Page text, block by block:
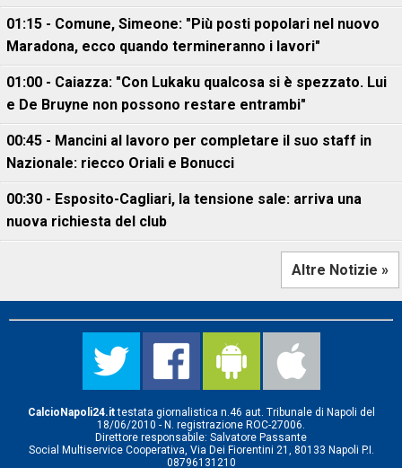
01:15 - Comune, Simeone: "Più posti popolari nel nuovo
Maradona, ecco quando termineranno i lavori"
01:00 - Caiazza: "Con Lukaku qualcosa si è spezzato. Lui
e De Bruyne non possono restare entrambi"
00:45 - Mancini al lavoro per completare il suo staff in
Nazionale: riecco Oriali e Bonucci
00:30 - Esposito-Cagliari, la tensione sale: arriva una
nuova richiesta del club
Altre Notizie »
CalcioNapoli24.ittestata giornalistica n.46 aut. Tribunale di Napoli del
18/06/2010 - N. registrazione ROC-27006.
Direttore responsabile: Salvatore Passante
Social Multiservice Cooperativa, Via Dei Fiorentini 21, 80133 Napoli P.I.
08796131210